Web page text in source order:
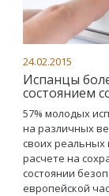
24.02.2015
Испанцы
состоянием
57% молодых
на различных
своих
расчете на
состоянии
европейской